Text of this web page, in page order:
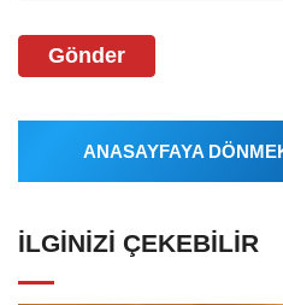
Gönder
ANASAYFAYA
İLGINIZI ÇEKEBILIR